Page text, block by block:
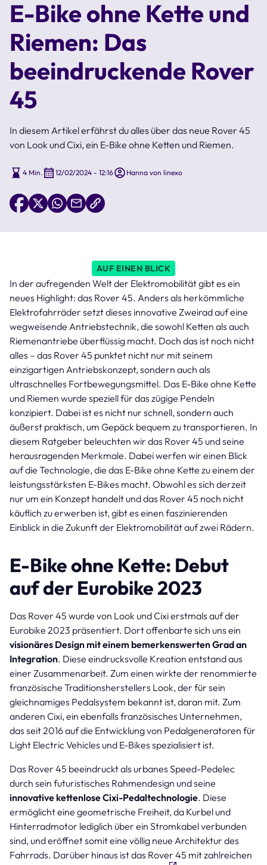
E-Bike ohne Kette und
Riemen: Das
beeindruckende Rover
45
In diesem Artikel erfährst du alles über das neue Rover 45
von Look und Cixi, ein E-Bike ohne Ketten und Riemen.
4 Min. 12/02/2024 - 12:16 Hanna von linexo
AUF EINEN BLICK
In der aufregenden Welt der Elektromobilität gibt es ein
neues Highlight: das Rover 45. Anders als herkömmliche
Elektrofahrräder setzt dieses innovative Zweirad auf eine
wegweisende Antriebstechnik, die sowohl Ketten als auch
Riemenantriebe überflüssig macht. Doch das ist noch nicht
alles – das Rover 45 punktet nicht nur mit seinem
einzigartigen Antriebskonzept, sondern auch als
ultraschnelles Fortbewegungsmittel. Das E-Bike ohne Kette
und Riemen wurde speziell für das zügige Pendeln
konzipiert. Dabei ist es nicht nur schnell, sondern auch
äußerst praktisch, um Gepäck bequem zu transportieren. In
diesem Ratgeber beleuchten wir das Rover 45 und seine
herausragenden Merkmale. Dabei werfen wir einen Blick
auf die Technologie, die das E-Bike ohne Kette zu einem der
leistungsstärksten E-Bikes macht. Obwohl es sich derzeit
nur um ein Konzept handelt und das Rover 45 noch nicht
käuflich zu erwerben ist, gibt es einen faszinierenden
Einblick in die Zukunft der Elektromobilität auf zwei Rädern.
E-Bike ohne Kette: Debut
auf der Eurobike 2023
Das Rover 45 wurde von Look und Cixi erstmals auf der
Eurobike 2023 präsentiert. Dort offenbarte sich uns ein
visionäres Design mit einem bemerkenswerten Grad an
Integration. Diese eindrucksvolle Kreation entstand aus
einer Zusammenarbeit. Zum einen wirkte der renommierte
französische Traditionsherstellers Look, der für sein
gleichnamiges Pedalsystem bekannt ist, daran mit. Zum
anderen Cixi, ein ebenfalls französisches Unternehmen,
das seit 2016 auf die Entwicklung von Pedalgeneratoren für
Light Electric Vehicles und E-Bikes spezialisiert ist.
Das Rover 45 beeindruckt als urbanes Speed-Pedelec
durch sein futuristisches Rahmendesign und seine
innovative kettenlose Cixi-Pedaltechnologie. Diese
ermöglicht eine geometrische Freiheit, da Kurbel und
Hinterradmotor lediglich über ein Stromkabel verbunden
sind, und eröffnet somit eine völlig neue Architektur des
Fahrrads. Darüber hinaus ist das Rover 45 mit zahlreichen